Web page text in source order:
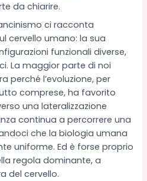
da chiarire.
ci racconta
cervello umano: la sua
funzionali diverse,
La maggior parte di noi
perché l’evoluzione, per
comprese, ha favorito
una lateralizzazione
continua a percorrere una
che la biologia umana
uniforme. Ed è forse proprio
regola dominante, a
del cervello.